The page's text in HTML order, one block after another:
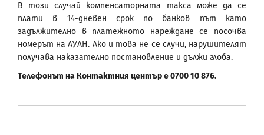
В този случай компенсаторната такса може да се
плати в 14-дневен срок по банков път като
задължително в платежното нареждане се посочва
номерът на АУАН. Ако и това не се случи, нарушителят
получава наказателно постановление и дължи глоба.
Телефонът на Контактния център е 0700 10 876.